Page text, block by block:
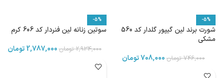
-5%
شورت برند لین گیپور گلدار کد 560
مشکی
746,000 تومان 708,000تومان
-5%
سوتین زنانه لین فنردار کد 606 کرم
2,934,000 تومان2,787,000 تومان